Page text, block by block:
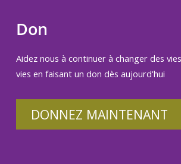
Don
Aidez nous à continuer à changer des
vies en faisant un don dès aujourd'hui
DONNEZ MAINTENANT